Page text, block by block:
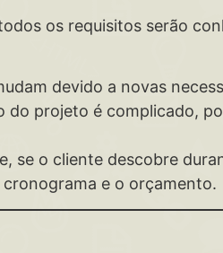
os requisitos serão
devido a novas
do projeto é complicado,
se o cliente descobre
e o orçamento.